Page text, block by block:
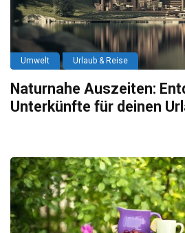
Umwelt Urlaub & Reise
Naturnahe Auszeiten:
Unterkünfte für deinen